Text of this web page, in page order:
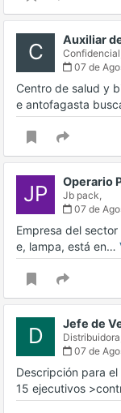
C Auxiliar
07 de
Centro de salud y
e antofagasta
JP Operario
Jb pack,
07 de
Empresa del
e, lampa, está en…
D Jefe de
07 de
Descripción para
15 ejecutivos